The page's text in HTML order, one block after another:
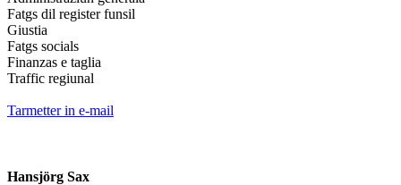
Fatgs dil register funsil
Giustia
Fatgs socials
Finanzas e taglia
Traffic regiunal
Tarmetter in e-mail
Hansjörg Sax